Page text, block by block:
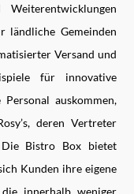
ländliche Gemeinden
Versand und
für innovative
auskommen,
deren Vertreter
Bistro Box bietet
Kunden ihre eigene